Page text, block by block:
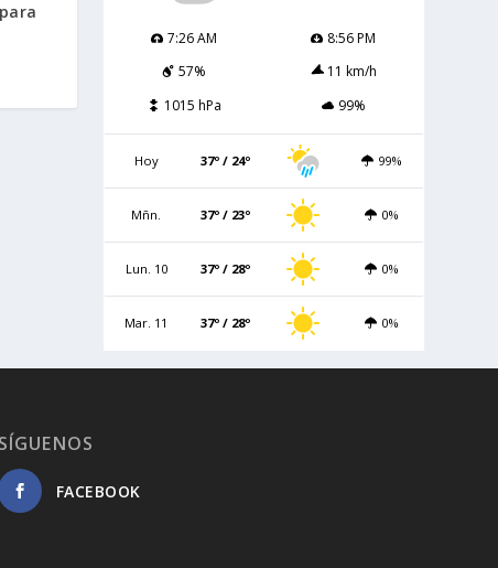
7:26 AM
8:56 PM
57%
11 km/h
1015 hPa
99%
Hoy 37º / 24º 99%
Mñn. 37º / 23º 0%
Lun. 10 37º / 28º 0%
Mar. 11 37º / 28º 0%
SÍGUENOS
FACEBOOK